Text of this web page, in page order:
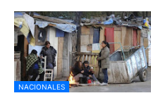
NACIONALES